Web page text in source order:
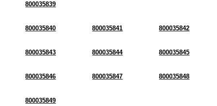
800035839
800035840 800035841 800035842
800035843 800035844 800035845
800035846 800035847 800035848
800035849